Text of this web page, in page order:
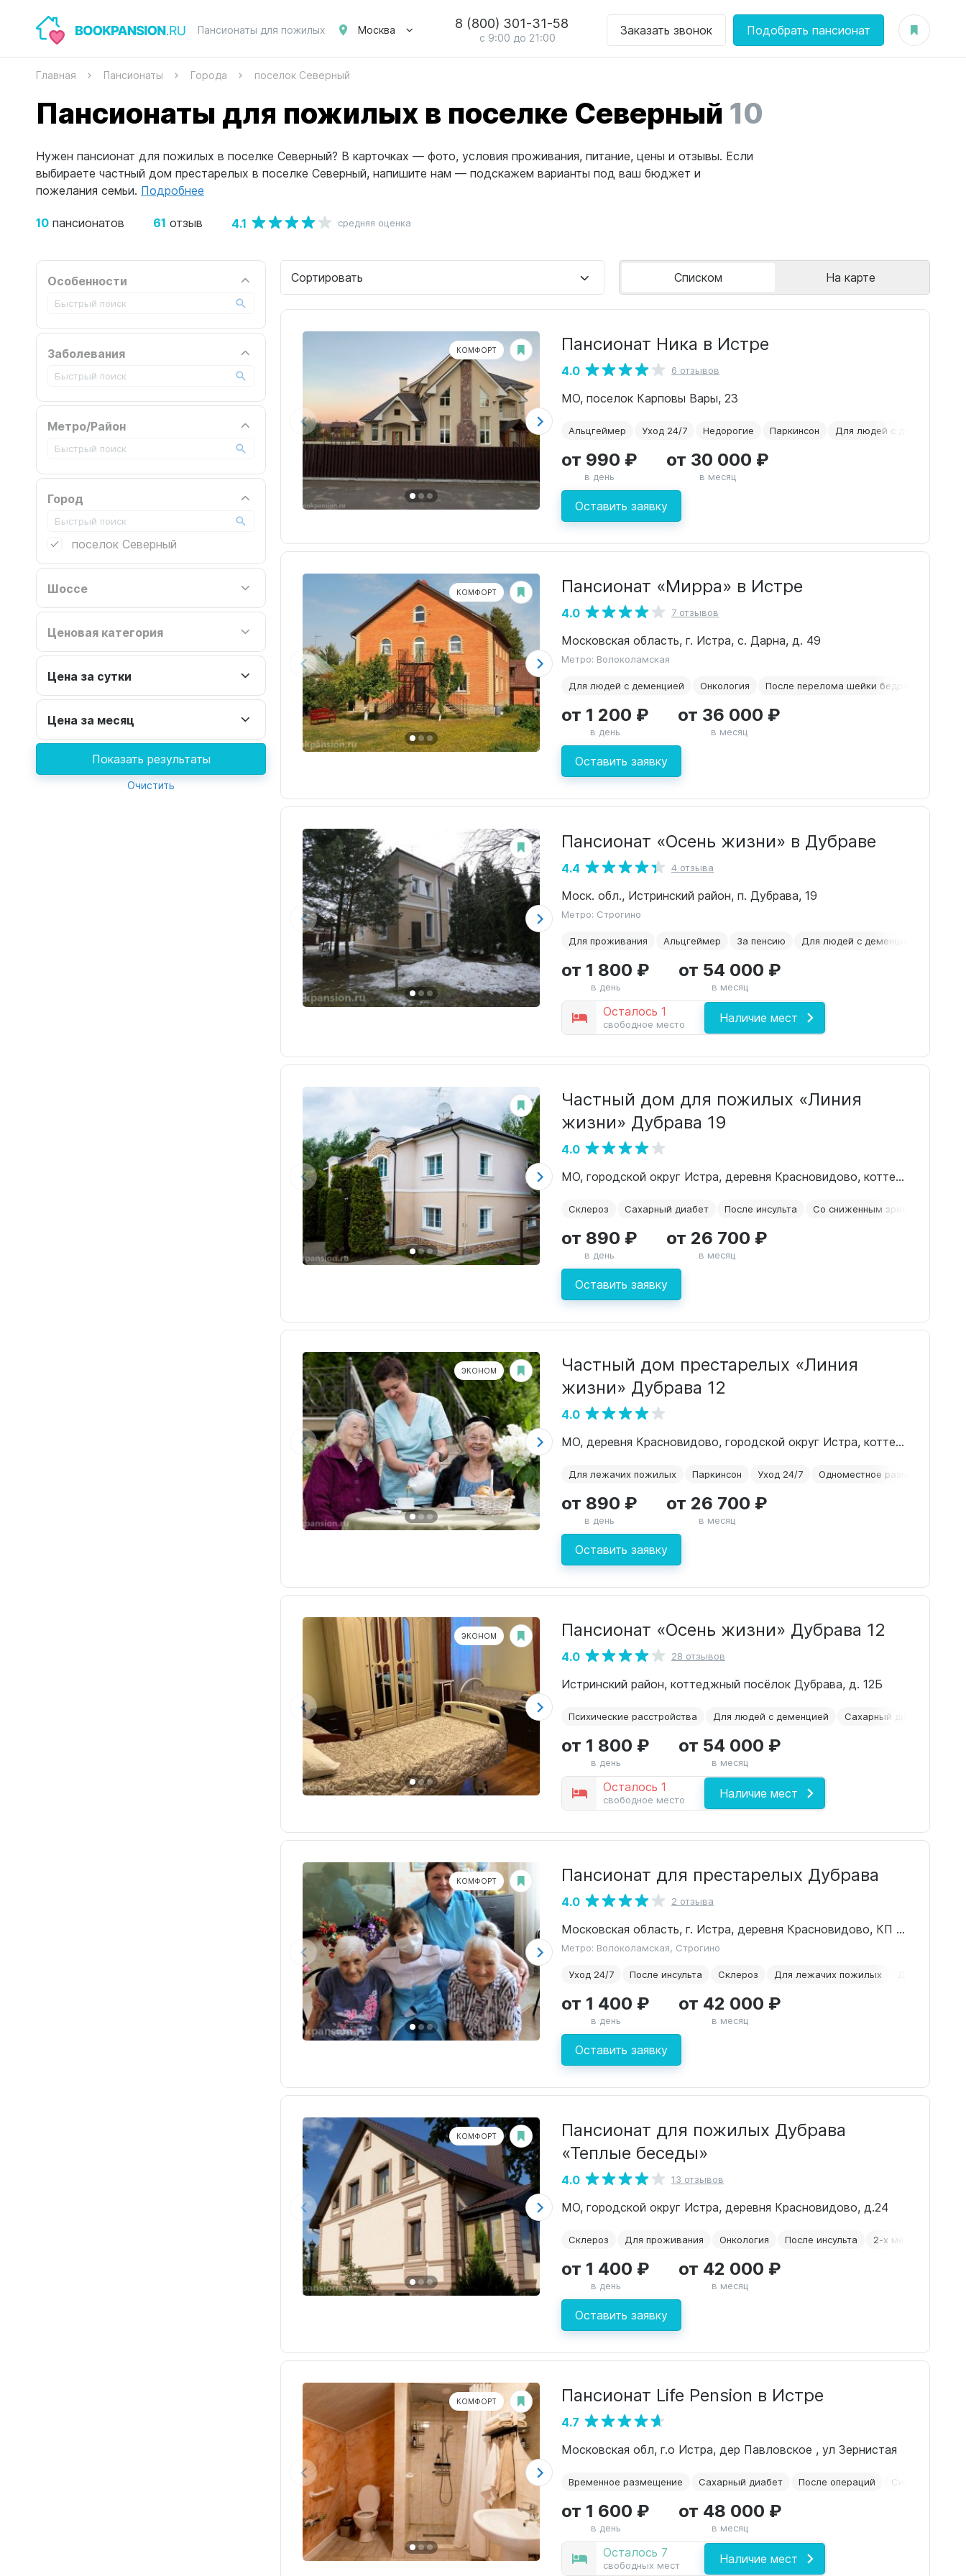
Пансионаты для пожилых Москва 8 (800) 301-31-58
с 9:00 до 21:00
Заказать звонок Подобрать пансионат
Главная Пансионаты Города поселок Северный
Пансионаты для пожилых в поселке Северный 10
Нужен пансионат для пожилых в поселке Северный? В карточках — фото, условия проживания, питание, цены и отзывы. Если
выбираете частный дом престарелых в поселке Северный, напишите нам — подскажем варианты под ваш бюджет и
пожелания семьи. Подробнее
10 пансионатов 61 отзыв 4.1 средняя оценка
Особенности
Заболевания
Метро/Район
Город
поселок Северный
Шоссе
Ценовая категория
Цена за сутки
Цена за месяц
Показать результаты
Очистить
Сортировать Списком На карте
КОМФОРТ Пансионат Ника в Истре
4.0 6 отзывов
МО, поселок Карповы Вары, 23
Альцгеймер Уход 24/7 Недорогие Паркинсон Для людей с деменцией
Оставить заявку
от 990 ₽
в день
от 30 000 ₽
в месяц
КОМФОРТ Пансионат «Мирра» в Истре
4.0 7 отзывов
Московская область, г. Истра, с. Дарна, д. 49
Метро: Волоколамская
Для людей с деменцией Онкология После перелома шейки бедра
Оставить заявку
от 1 200 ₽
в день
от 36 000 ₽
в месяц
Пансионат «Осень жизни» в Дубраве
4.4 4 отзыва
Моск. обл., Истринский район, п. Дубрава, 19
Метро: Строгино
Для проживания Альцгеймер За пенсию Для людей с деменцией
Осталось 1
свободное место Наличие мест
от 1 800 ₽
в день
от 54 000 ₽
в месяц
Частный дом для пожилых «Линия
жизни» Дубрава 19
4.0
МО, городской округ Истра, деревня Красновидово, коттеджный посёлок Дубрава, 19 К
Склероз Сахарный диабет После инсульта Со сниженным зрением
Оставить заявку
от 890 ₽
в день
от 26 700 ₽
в месяц
ЭКОНОМ
Частный дом престарелых «Линия
жизни» Дубрава 12
4.0
МО, деревня Красновидово, городской округ Истра, коттеджный посёлок Дубрава,12
Для лежачих пожилых Паркинсон Уход 24/7 Одноместное размещение
Оставить заявку
от 890 ₽
в день
от 26 700 ₽
в месяц
ЭКОНОМ Пансионат «Осень жизни» Дубрава 12
4.0 28 отзывов
Истринский район, коттеджный посёлок Дубрава, д. 12Б
Психические расстройства Для людей с деменцией Сахарный диабет
Осталось 1
свободное место Наличие мест
от 1 800 ₽
в день
от 54 000 ₽
в месяц
КОМФОРТ Пансионат для престарелых Дубрава
4.0 2 отзыва
Московская область, г. Истра, деревня Красновидово, КП Дубрава
Метро: Волоколамская, Строгино
Уход 24/7 После инсульта Склероз Для лежачих пожилых
Оставить заявку
от 1 400 ₽
в день
от 42 000 ₽
в месяц
КОМФОРТ
Пансионат для пожилых Дубрава
«Теплые беседы»
4.0 13 отзывов
МО, городской округ Истра, деревня Красновидово, д.24
Склероз Для проживания Онкология После инсульта 2-х местная
Оставить заявку
от 1 400 ₽
в день
от 42 000 ₽
в месяц
КОМФОРТ Пансионат Life Pension в Истре
4.7
Московская обл, г.о Истра, дер Павловское , ул Зернистая
Временное размещение Сахарный диабет После операций Сиделки
Осталось 7
свободных мест Наличие мест
от 1 600 ₽
в день
от 48 000 ₽
в месяц